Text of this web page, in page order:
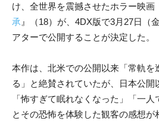
け、全世界を震撼させたホラー映画
承 』（18）が、4DX版で3月27日（
アターで公開することが決定した。
本作は、北米での公開以来「常軌を
る」と絶賛されていたが、日本公開
「怖すぎて眠れなくなった」「一人
とその恐怖を体験した観客の感想が